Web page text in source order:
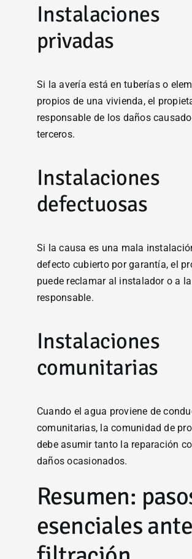
Instalaciones
privadas
Si la avería está en tuberías o
propios de una vivienda, el
responsable de los daños
terceros.
Instalaciones
defectuosas
Si la causa es una mala
defecto cubierto por garantía, el
puede reclamar al instalador o a
responsable.
Instalaciones
comunitarias
Cuando el agua proviene de
comunitarias, la comunidad de
debe asumir tanto la reparación
daños ocasionados.
Resumen:
esenciales